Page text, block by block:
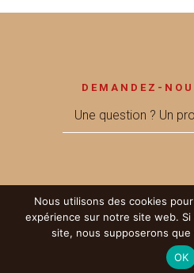
DEMANDEZ-
Une question ? Un
© 2017 Métallerie MEGNANT -
Mentions Légales|
Nous utilisons des cookies
expérience sur notre site web.
site, nous supposerons
OK